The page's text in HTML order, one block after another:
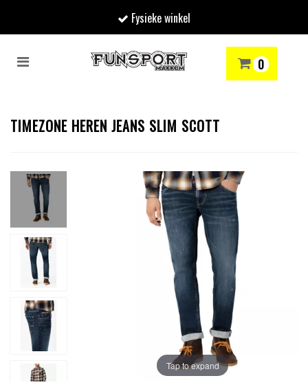
Fysieke winkel
Toggle
0
Vul hem met producten.
SKIËN WINTERSPORTSHOP
TIMEZONE HEREN JEANS SLIM SCOTT
Tap to expand